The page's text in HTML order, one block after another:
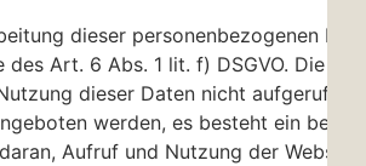
dieser personenbezogenen
des Art. 6 Abs. 1 lit. f) DSGVO. Die
dieser Daten nicht aufgerufen
werden, es besteht ein
Aufruf und Nutzung der